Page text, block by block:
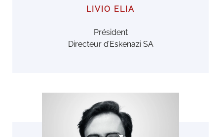
LIVIO ELIA
Président
Directeur d’Eskenazi SA